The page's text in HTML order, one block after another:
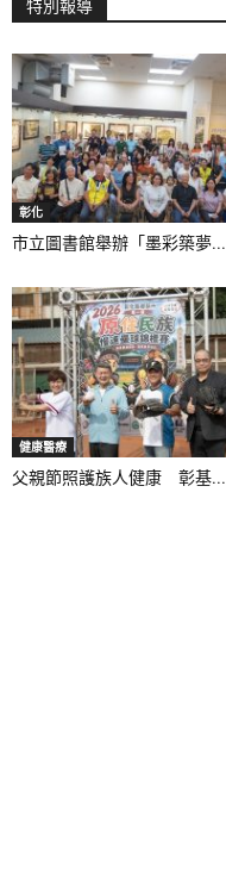
特別報導
彰化
市立圖書館舉辦「墨彩築夢...
健康醫療
父親節照護族人健康 彰基...